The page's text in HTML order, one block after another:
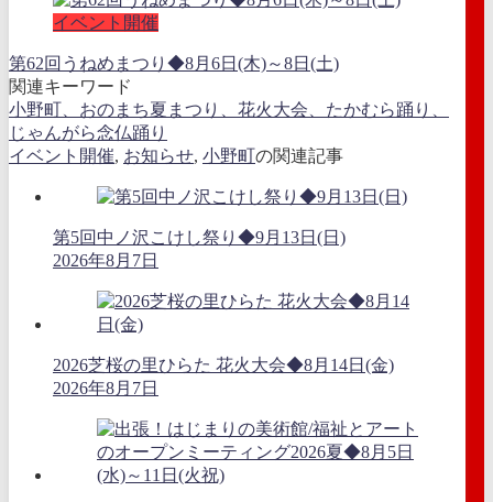
イベント開催
第62回うねめまつり◆8月6日(木)～8日(土)
関連キーワード
小野町、おのまち夏まつり、花火大会、たかむら踊り、
じゃんがら念仏踊り
イベント開催, お知らせ, 小野町の関連記事
第5回中ノ沢こけし祭り◆9月13日(日)
2026年8月7日
2026芝桜の里ひらた 花火大会◆8月14日(金)
2026年8月7日